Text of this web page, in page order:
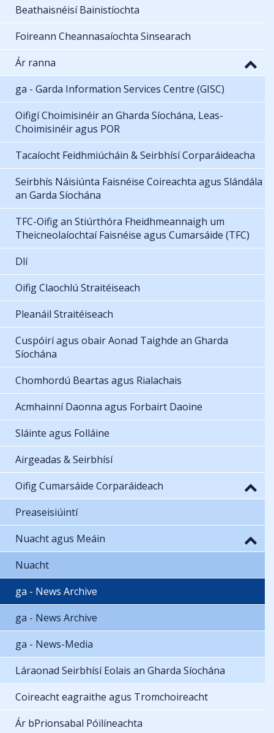
Beathaisnéisí Bainistíochta
Foireann Cheannasaíochta Sinsearach
Ár ranna
ga - Garda Information Services Centre (GISC)
Oifigí Choimisinéir an Gharda Síochána, Leas-
Choimisinéir agus POR
Tacaíocht Feidhmiúcháin & Seirbhísí Corparáideacha
Seirbhís Náisiúnta Faisnéise Coireachta agus Slándála
an Garda Síochána
TFC-Oifig an Stiúrthóra Fheidhmeannaigh um
Theicneolaíochtaí Faisnéise agus Cumarsáide (TFC)
Dlí
Oifig Claochlú Straitéiseach
Pleanáil Straitéiseach
Cuspóirí agus obair Aonad Taighde an Gharda
Síochána
Chomhordú Beartas agus Rialachais
Acmhainní Daonna agus Forbairt Daoine
Sláinte agus Folláine
Airgeadas & Seirbhísí
Oifig Cumarsáide Corparáideach
Preaseisiúintí
Nuacht agus Meáin
Nuacht
ga - News Archive
ga - News Archive
ga - News-Media
Láraonad Seirbhísí Eolais an Gharda Síochána
Coireacht eagraithe agus Tromchoireacht
Ár bPrionsabal Póilíneachta